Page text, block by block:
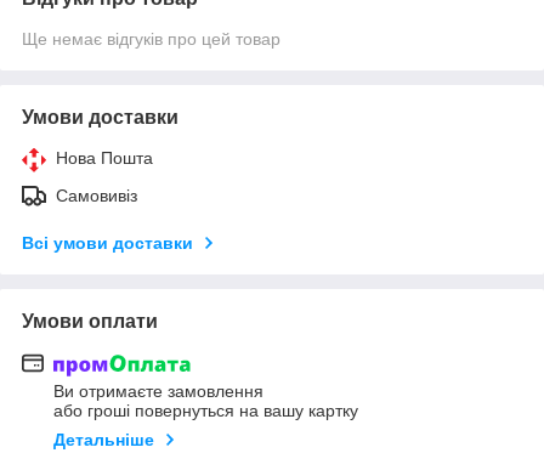
Ще немає відгуків про цей товар
Умови доставки
Нова Пошта
Самовивіз
Всі умови доставки
Умови оплати
Ви отримаєте замовлення
або гроші повернуться на вашу картку
Детальніше